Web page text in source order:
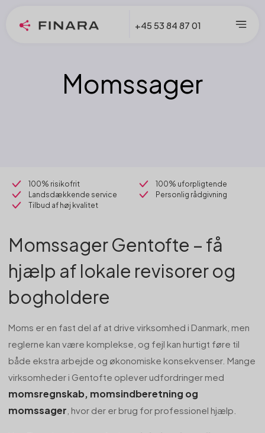
+45 53 84 87 01
Momssager
100% risikofrit
100% uforpligtende
Landsdækkende service
Personlig rådgivning
Tilbud af høj kvalitet
Momssager Gentofte – få
hjælp af lokale revisorer og
bogholdere
Moms er en fast del af at drive virksomhed i Danmark, men
reglerne kan være komplekse, og fejl kan hurtigt føre til
både ekstra arbejde og økonomiske konsekvenser. Mange
virksomheder i Gentofte oplever udfordringer med
momsregnskab, momsindberetning og
momssager , hvor der er brug for professionel hjælp.